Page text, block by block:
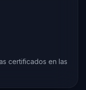
certificados en las